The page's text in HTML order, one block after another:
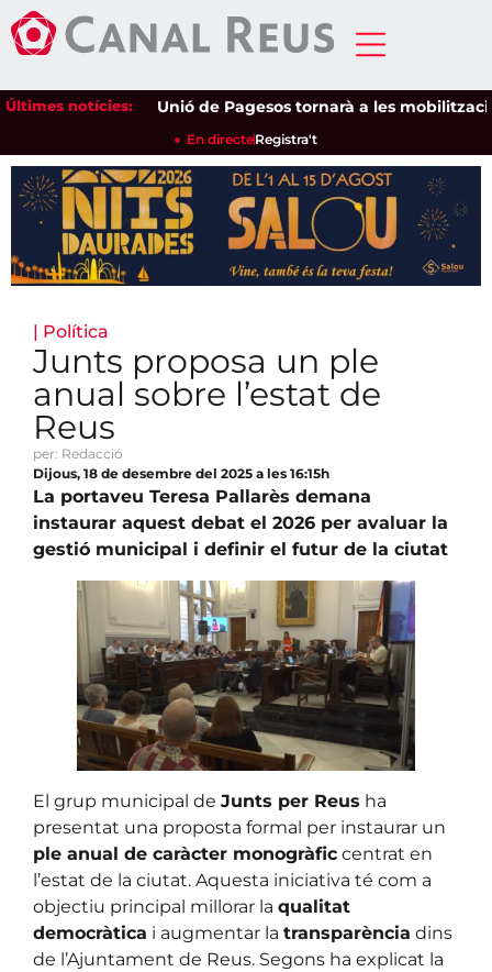
Últimes notícies:Unió de Pagesos tornarà a les
En directeRegistra't
| Política
Junts proposa un ple
anual sobre l’estat de
Reus
per: Redacció
Dijous, 18 de desembre del 2025 a les 16:15h
La portaveu Teresa Pallarès demana
instaurar aquest debat el 2026 per avaluar la
gestió municipal i definir el futur de la ciutat
El grup municipal de Junts per Reus ha
presentat una proposta formal per instaurar un
ple anual de caràcter monogràfic centrat en
l’estat de la ciutat. Aquesta iniciativa té com a
objectiu principal millorar la qualitat
democràtica i augmentar la transparència dins
de l’Ajuntament de Reus. Segons ha explicat la